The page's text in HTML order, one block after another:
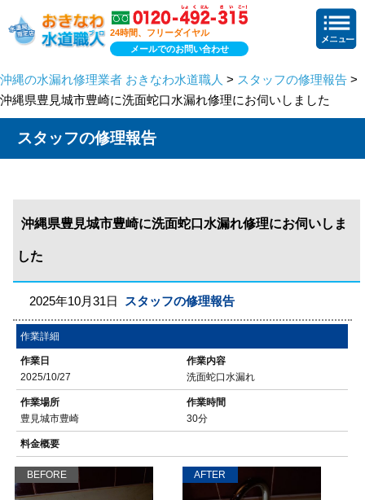
24時間、フリーダイヤル
メールでのお問い合わせ
沖縄の水漏れ修理業者 おきなわ水道職人 > スタッフの修理報告 >
沖縄県豊見城市豊崎に洗面蛇口水漏れ修理にお伺いしました
スタッフの修理報告
沖縄県豊見城市豊崎に洗面蛇口水漏れ修理にお伺いしま
した
2025年10月31日 スタッフの修理報告
作業詳細
作業日
2025/10/27
作業内容
洗面蛇口水漏れ
作業場所
豊見城市豊崎
作業時間
30分
料金概要
BEFORE AFTER